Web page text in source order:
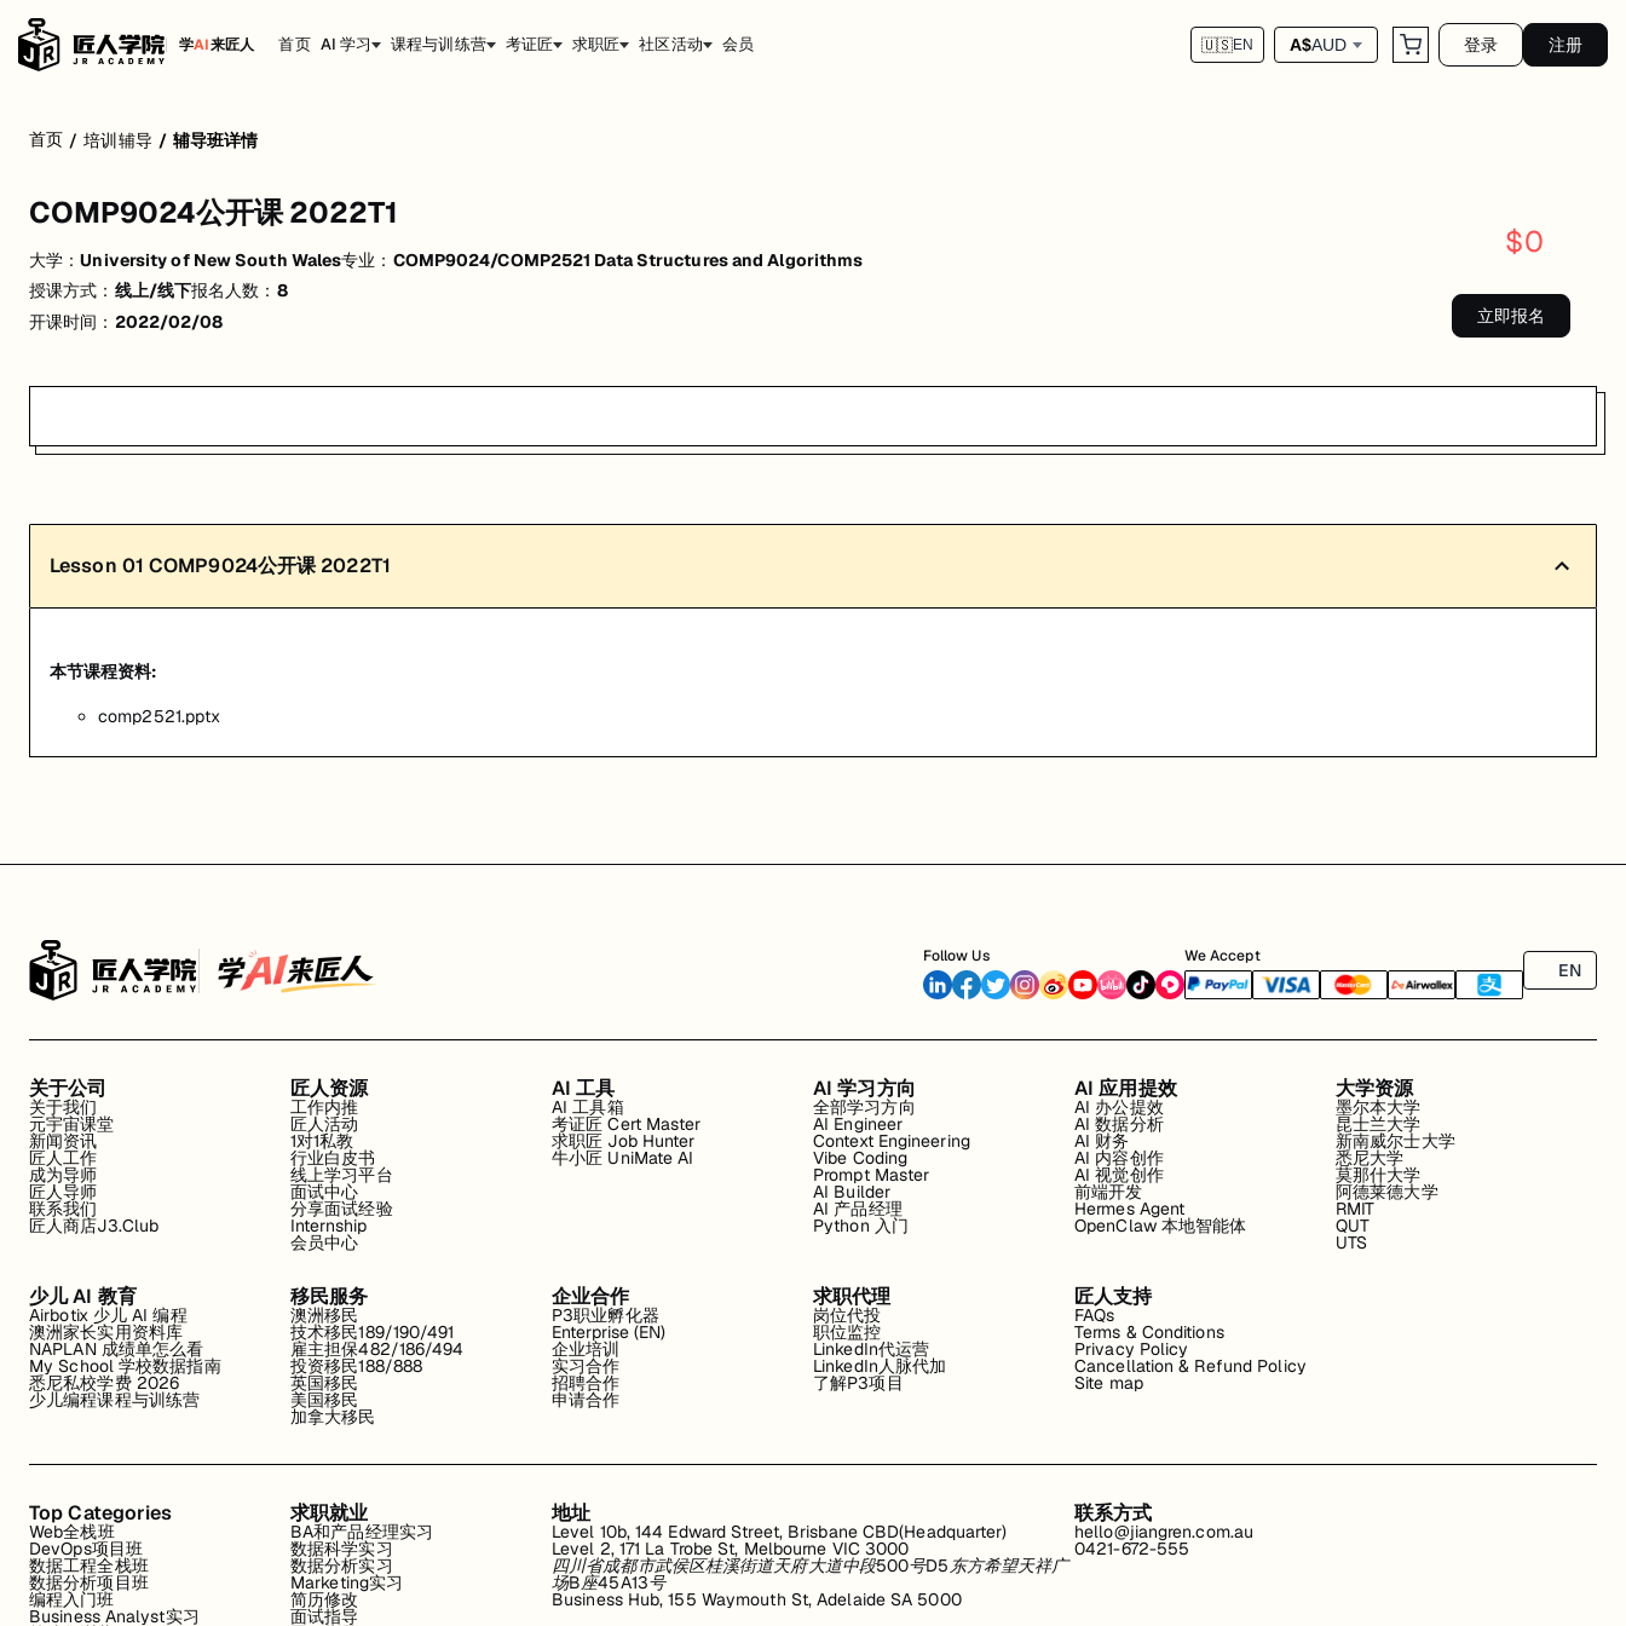
学AI来匠人 首页 AI 学习 课程与训练营 考证匠 求职匠 社区活动 会员 🇺🇸EN A$AUD 登录 注册
COMP9024公开课 2022T1
开始日期: 2022/2/8
已有 8 名同学报名参加
关联大学:University of New South Wales
首页 / 培训辅导 / 辅导班详情
COMP9024公开课 2022T1
大学：University of New South Wales专业： COMP9024/COMP2521 Data Structures and Algorithms
授课方式： 线上/线下报名人数： 8
开课时间： 2022/02/08
$0
立即报名
Lesson 01 COMP9024公开课 2022T1
本节课程资料:
comp2521.pptx
Follow Us We Accept
EN
关于公司
关于我们
元宇宙课堂
新闻资讯
匠人工作
成为导师
匠人导师
联系我们
匠人商店J3.Club
匠人资源
工作内推
匠人活动
1对1私教
行业白皮书
线上学习平台
面试中心
分享面试经验
Internship
会员中心
AI 工具
AI 工具箱
考证匠 Cert Master
求职匠 Job Hunter
牛小匠 UniMate AI
AI 学习方向
全部学习方向
AI Engineer
Context Engineering
Vibe Coding
Prompt Master
AI Builder
AI 产品经理
Python 入门
AI 应用提效
AI 办公提效
AI 数据分析
AI 财务
AI 内容创作
AI 视觉创作
前端开发
Hermes Agent
OpenClaw 本地智能体
大学资源
墨尔本大学
昆士兰大学
新南威尔士大学
悉尼大学
莫那什大学
阿德莱德大学
RMIT
QUT
UTS
少儿 AI 教育
Airbotix 少儿 AI 编程
澳洲家长实用资料库
NAPLAN 成绩单怎么看
My School 学校数据指南
悉尼私校学费 2026
少儿编程课程与训练营
移民服务
澳洲移民
技术移民189/190/491
雇主担保482/186/494
投资移民188/888
英国移民
美国移民
加拿大移民
企业合作
P3职业孵化器
Enterprise (EN)
企业培训
实习合作
招聘合作
申请合作
求职代理
岗位代投
职位监控
LinkedIn代运营
LinkedIn人脉代加
了解P3项目
匠人支持
FAQs
Terms & Conditions
Privacy Policy
Cancellation & Refund Policy
Site map
Top Categories
Web全栈班
DevOps项目班
数据工程全栈班
数据分析项目班
编程入门班
Business Analyst实习
求职就业
BA和产品经理实习
数据科学实习
数据分析实习
Marketing实习
简历修改
面试指导
地址
Level 10b, 144 Edward Street, Brisbane CBD(Headquarter)
Level 2, 171 La Trobe St, Melbourne VIC 3000
四川省成都市武侯区桂溪街道天府大道中段500号D5东方希望天祥广
场B座45A13号
Business Hub, 155 Waymouth St, Adelaide SA 5000
联系方式
hello@jiangren.com.au
0421-672-555